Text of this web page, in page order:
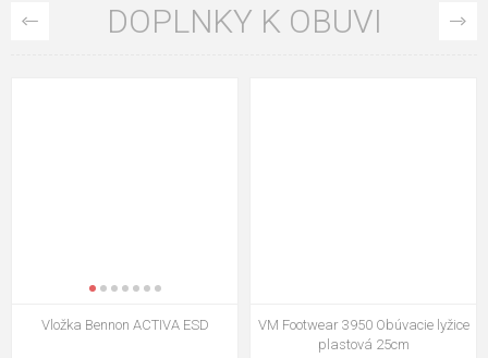
DOPLNKY K OBUVI
Vložka Bennon ACTIVA ESD
VM Footwear 3950 Obúvacie lyžice
plastová 25cm